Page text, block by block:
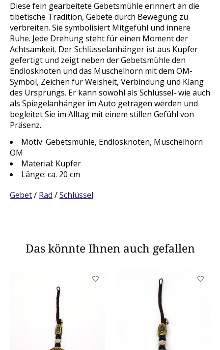
Diese fein gearbeitete Gebetsmühle erinnert an die
tibetische Tradition, Gebete durch Bewegung zu
verbreiten. Sie symbolisiert Mitgefühl und innere
Ruhe. Jede Drehung steht für einen Moment der
Achtsamkeit. Der Schlüsselanhänger ist aus Kupfer
gefertigt und zeigt neben der Gebetsmühle den
Endlosknoten und das Muschelhorn mit dem OM-
Symbol, Zeichen für Weisheit, Verbindung und Klang
des Ursprungs. Er kann sowohl als Schlüssel- wie auch
als Spiegelanhänger im Auto getragen werden und
begleitet Sie im Alltag mit einem stillen Gefühl von
Präsenz.
Motiv: Gebetsmühle, Endlosknoten, Muschelhorn
OM
Material: Kupfer
Länge: ca. 20 cm
Gebet/ Rad /Schlüssel
Das könnte Ihnen auch gefallen
Produkt-Karussell-Artikel